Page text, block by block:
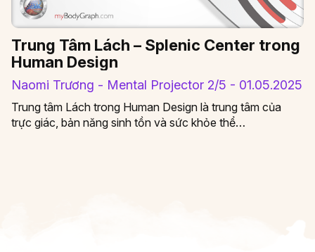
Trung Tâm Lách – Splenic Center trong
Human Design
Naomi Trương - Mental Projector 2/5 - 01.05.2025
Trung tâm Lách trong Human Design là trung tâm của
trực giác, bản năng sinh tồn và sức khỏe thể…